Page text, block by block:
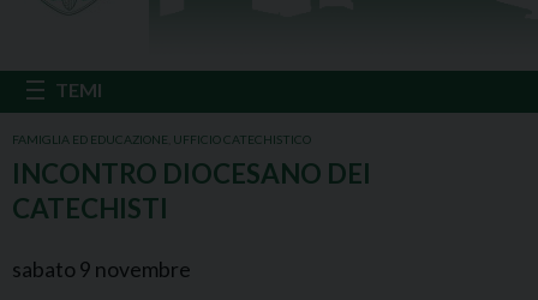
FAMIGLIA ED EDUCAZIONE UFFICIO CATECHISTICO
INCONTRO DIOCESANO DEI
CATECHISTI
sabato 9 novembre